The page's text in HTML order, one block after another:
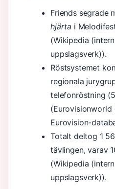
Friends segrade
hjärta i
(Wikipedia
uppslagsverk)).
Röstsystemet
regionala
telefonröstning
(Eurovisionworld
Eurovision-
Totalt deltog 1
tävlingen, varav
(Wikipedia
uppslagsverk)).